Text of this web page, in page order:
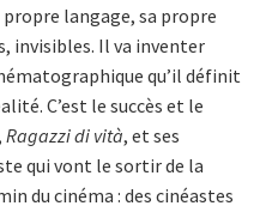
langage, sa propre
invisibles. Il va inventer
qu’il définit
C’est le succès et le
Ragazzi di vità, et ses
qui vont le sortir de la
du cinéma : des cinéastes